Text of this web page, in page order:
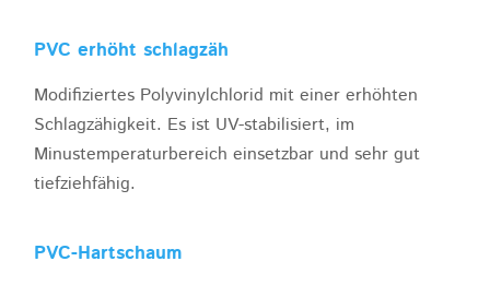
PVC erhöht schlagzäh
Modifiziertes Polyvinylchlorid mit einer erhöhten
Schlagzähigkeit. Es ist UV-stabilisiert, im
Minustemperaturbereich einsetzbar und sehr gut
tiefziehfähig.
PVC-Hartschaum